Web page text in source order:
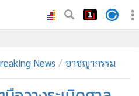
News อาชญากรรม